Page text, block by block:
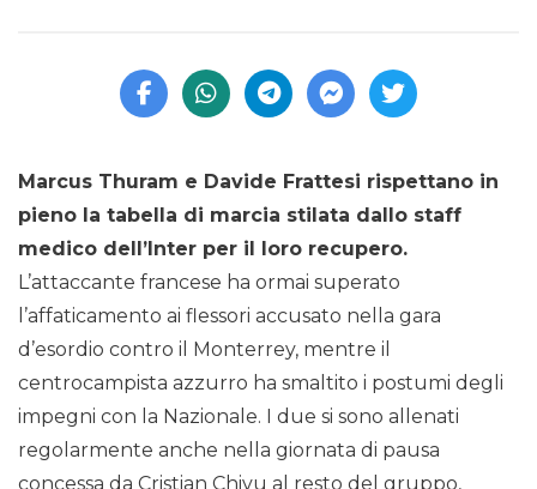
Marcus Thuram e Davide Frattesi rispettano in
pieno la tabella di marcia stilata dallo staff
medico dell’Inter per il loro recupero.
L’attaccante francese ha ormai superato
l’affaticamento ai flessori accusato nella gara
d’esordio contro il Monterrey, mentre il
centrocampista azzurro ha smaltito i postumi degli
impegni con la Nazionale. I due si sono allenati
regolarmente anche nella giornata di pausa
concessa da Cristian Chivu al resto del gruppo,